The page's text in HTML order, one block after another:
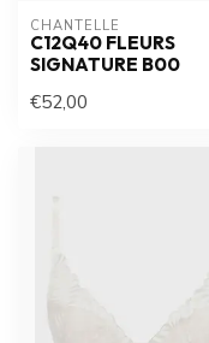
CHANTELLE
C12Q40 FLEURS
SIGNATURE B00
€52,00